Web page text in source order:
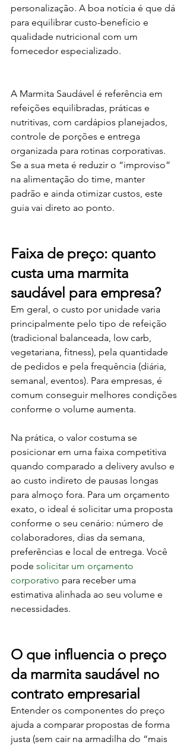
personalização. A boa notícia é que dá
para equilibrar custo-benefício e
qualidade nutricional com um
fornecedor especializado.
A Marmita Saudável é referência em
refeições equilibradas, práticas e
nutritivas, com cardápios planejados,
controle de porções e entrega
organizada para rotinas corporativas.
Se a sua meta é reduzir o “improviso”
na alimentação do time, manter
padrão e ainda otimizar custos, este
guia vai direto ao ponto.
Faixa de preço: quanto
custa uma marmita
saudável para empresa?
Em geral, o custo por unidade varia
principalmente pelo tipo de refeição
(tradicional balanceada, low carb,
vegetariana, fitness), pela quantidade
de pedidos e pela frequência (diária,
semanal, eventos). Para empresas, é
comum conseguir melhores condições
conforme o volume aumenta.
Na prática, o valor costuma se
posicionar em uma faixa competitiva
quando comparado a delivery avulso e
ao custo indireto de pausas longas
para almoço fora. Para um orçamento
exato, o ideal é solicitar uma proposta
conforme o seu cenário: número de
colaboradores, dias da semana,
preferências e local de entrega. Você
pode solicitar um orçamento
corporativo para receber uma
estimativa alinhada ao seu volume e
necessidades.
O que influencia o preço
da marmita saudável no
contrato empresarial
Entender os componentes do preço
ajuda a comparar propostas de forma
justa (sem cair na armadilha do “mais